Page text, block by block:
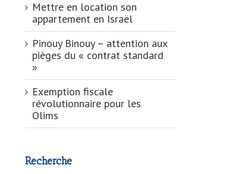
Mettre en location son
appartement en Israël
Pinouy Binouy – attention aux
pièges du « contrat standard
»
Exemption fiscale
révolutionnaire pour les
Olims
Recherche